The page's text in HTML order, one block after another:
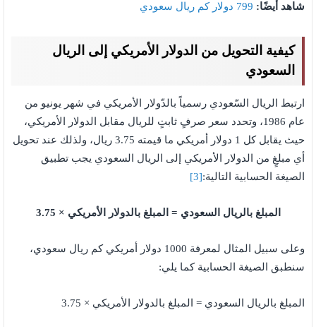
شاهد أيضًا: 799 دولار كم ريال سعودي
كيفية التحويل من الدولار الأمريكي إلى الريال
السعودي
ارتبط الريال السّعودي رسمياً بالدّولار الأمريكي في شهر يونيو من
عام 1986، وتحدد سعر صرفٍ ثابتٍ للريال مقابل الدولار الأمريكي،
حيث يقابل كل 1 دولار أمريكي ما قيمته 3.75 ريال، ولذلك عند تحويل
أي مبلغٍ من الدولار الأمريكي إلى الريال السعودي يجب تطبيق
الصيغة الحسابية التالية:[3]
المبلغ بالريال السعودي = المبلغ بالدولار الأمريكي × 3.75
وعلى سبيل المثال لمعرفة 1000 دولار أمريكي كم ريال سعودي،
سنطبق الصيغة الحسابية كما يلي:
المبلغ بالريال السعودي = المبلغ بالدولار الأمريكي × 3.75